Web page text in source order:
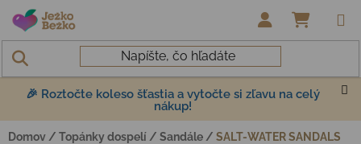
Prejsť na obsah
🎉 Roztočte koleso šťastia a vytočte si zľavu na celý
nákup!
Domov / Topánky dospelí / Sandále / SALT-WATER SANDALS